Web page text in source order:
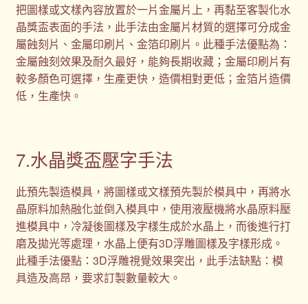
把圖樣或文樣內容放置於一片金屬片上，再黏至客製化水
晶獎盃表面的手法，此手法由金屬片材質的選擇可分成金
屬蝕刻片、金屬印刷片、金箔印刷片。此種手法優點為：
金屬蝕刻效果及耐久最好，能夠長期收藏；金屬印刷片有
較多顏色可選擇，生產更快，造價相對更低；金箔片造價
低，生產快。
7.水晶獎盃壓字手法
此預先製造模具，將圖樣或文樣預先製於模具中，再將水
晶原料加熱融化並倒入模具中，使用液壓機將水晶原料壓
進模具中，冷凝後圖樣及字樣生成於水晶上，而後進行打
磨及拋光等處理，水晶上便有3D浮雕圖樣及字樣形成。
此種手法優點：3D浮雕視覺效果突出，此手法缺點：模
具造及高昂，要求訂製數量較大。